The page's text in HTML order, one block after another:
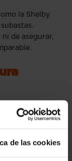
de las cookies
la Shelby
de asegurar,
importante en
es uno de
de